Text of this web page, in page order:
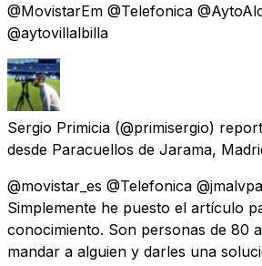
@MovistarEm @Telefonica
@aytovillalbilla
Sergio Primicia (@primisergio)
desde Paracuellos de Jarama,
@movistar_es @Telefonica
Simplemente he puesto el artículo
conocimiento. Son personas de 80
mandar a alguien y darles una